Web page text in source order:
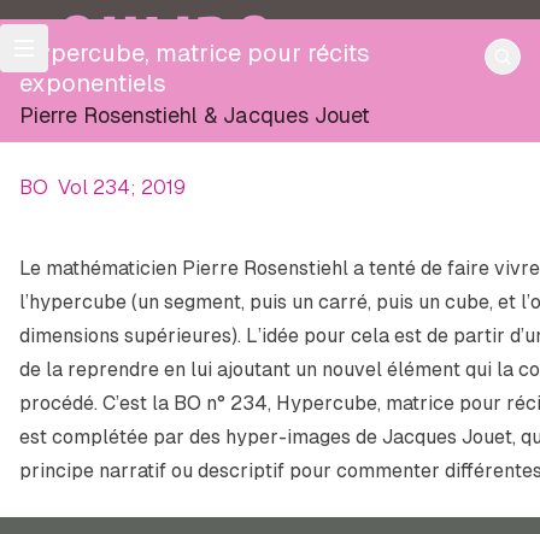
OULIPO
Hypercube, matrice pour récits
exponentiels
Pierre Rosenstiehl & Jacques Jouet
BO Vol 234; 2019
Le mathématicien Pierre Rosenstiehl a tenté de faire
l’hypercube (un segment, puis un carré, puis un cube, et
dimensions supérieures). L’idée pour cela est de partir
de la reprendre en lui ajoutant un nouvel élément qui la
procédé. C’est la BO n° 234, Hypercube, matrice pour
est complétée par des hyper-images de Jacques Jouet,
principe narratif ou descriptif pour commenter